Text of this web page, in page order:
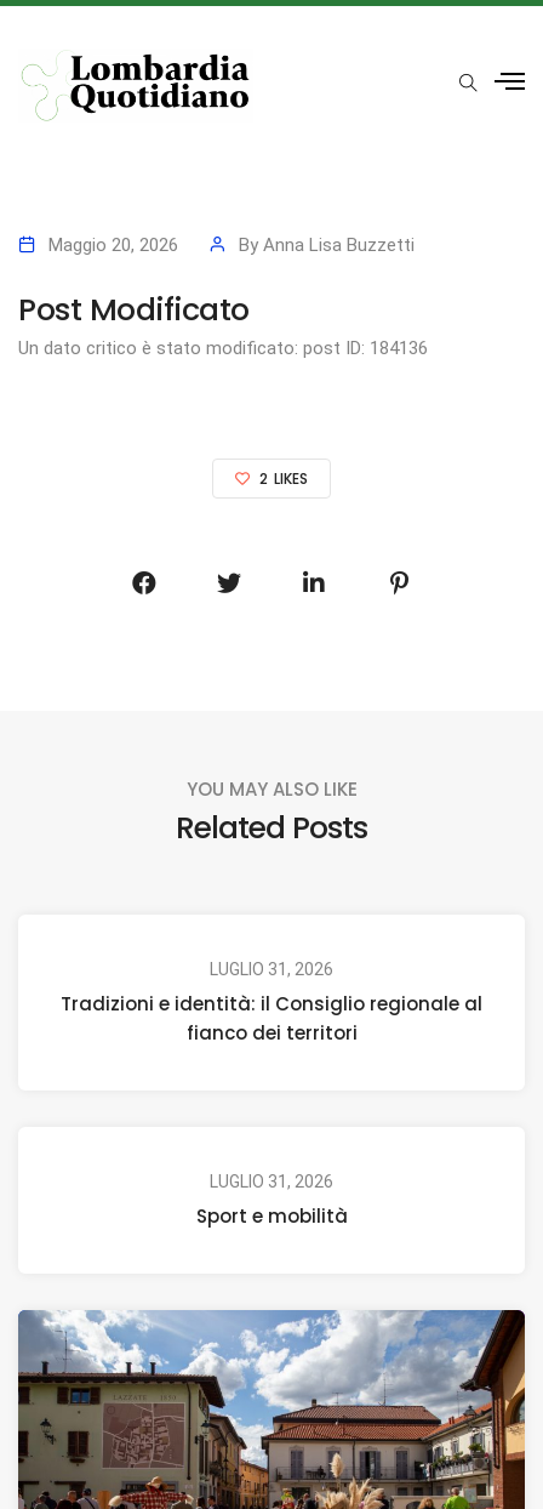
Maggio 20, 2026 By Anna Lisa Buzzetti
Post Modificato
Un dato critico è stato modificato: post ID: 184136
2 LIKES
YOU MAY ALSO LIKE
Related Posts
LUGLIO 31, 2026
Tradizioni e identità: il Consiglio regionale al
fianco dei territori
LUGLIO 31, 2026
Sport e mobilità